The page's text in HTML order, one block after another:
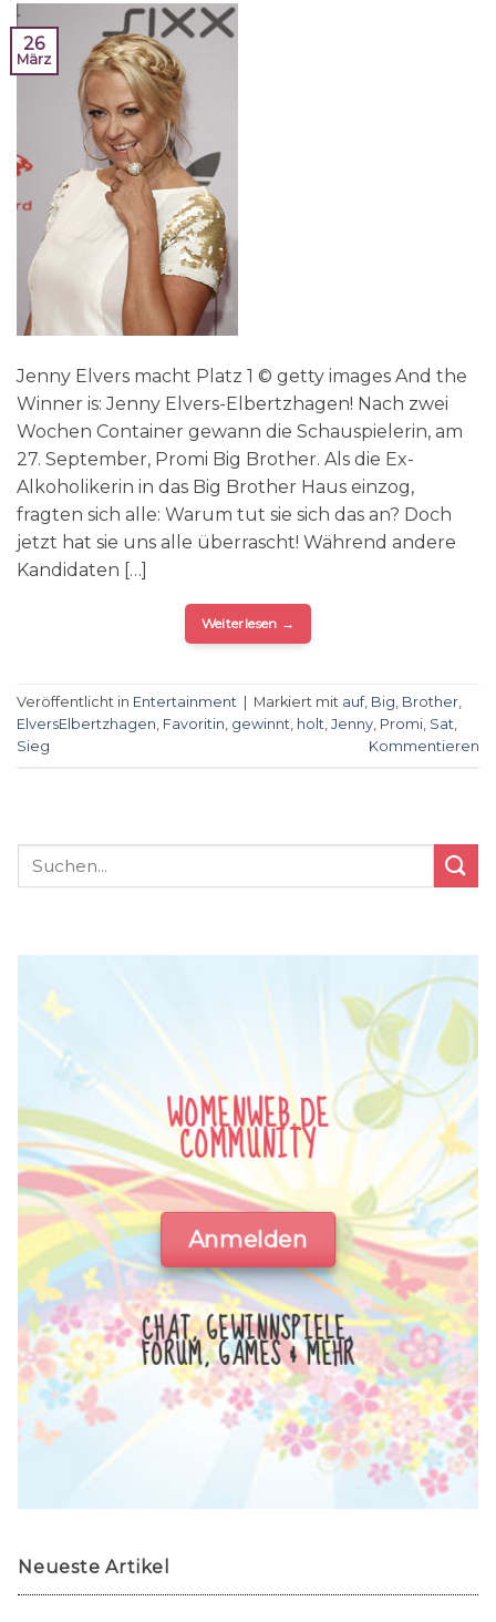
26
März
Jenny Elvers macht Platz 1 © getty images And the
Winner is: Jenny Elvers-Elbertzhagen! Nach zwei
Wochen Container gewann die Schauspielerin, am
27. September, Promi Big Brother. Als die Ex-
Alkoholikerin in das Big Brother Haus einzog,
fragten sich alle: Warum tut sie sich das an? Doch
jetzt hat sie uns alle überrascht! Während andere
Kandidaten […]
Weiterlesen →
Veröffentlicht in Entertainment Markiert mit auf, Big, Brother,
ElversElbertzhagen, Favoritin, gewinnt, holt, Jenny, Promi, Sat,
Sieg
Kommentieren
WOMENWEB.DE
COMMUNITY
Anmelden
CHAT, GEWINNSPIELE,
FORUM, GAMES & MEHR
Neueste Artikel